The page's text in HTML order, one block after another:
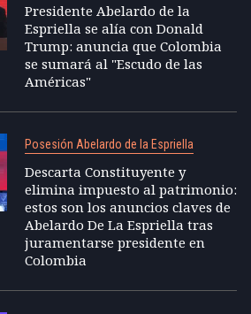
Presidente Abelardo de la
Espriella se alía con Donald
Trump: anuncia que Colombia
se sumará al "Escudo de las
Américas"
Posesión Abelardo de la Espriella
Descarta Constituyente y
elimina impuesto al patrimonio:
estos son los anuncios claves de
Abelardo De La Espriella tras
juramentarse presidente en
Colombia